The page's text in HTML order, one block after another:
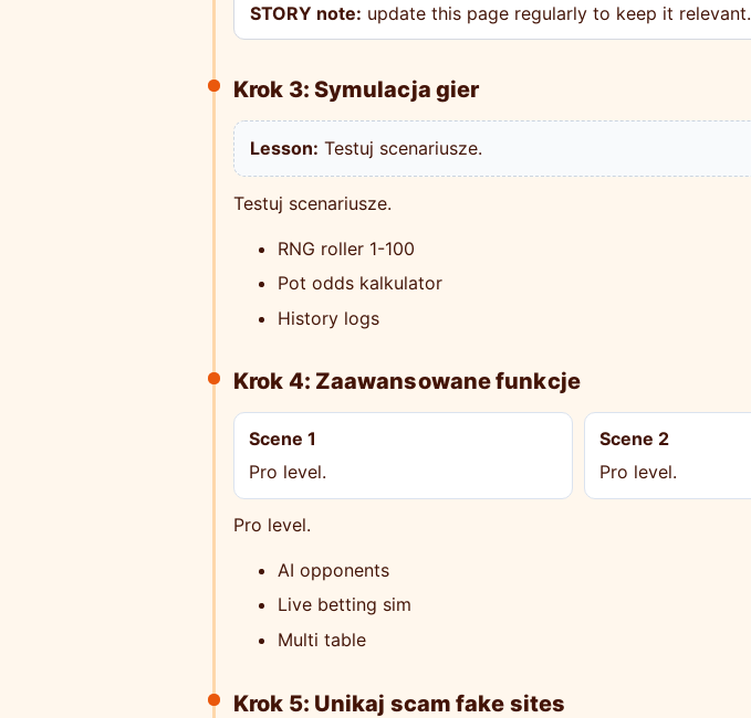
STORY note: update this page regularly to keep it relevant.
Krok 3: Symulacja gier
Lesson: Testuj scenariusze.
Testuj scenariusze.
RNG roller 1-100
Pot odds kalkulator
History logs
Krok 4: Zaawansowane funkcje
Scene 1
Pro level.
Scene 2
Pro level.
Pro level.
AI opponents
Live betting sim
Multi table
Krok 5: Unikaj scam fake sites